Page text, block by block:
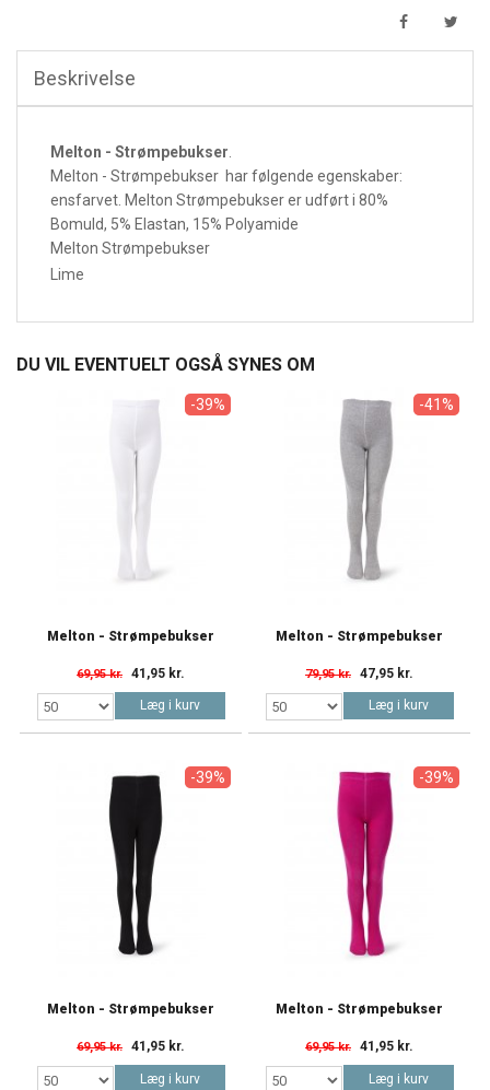
Beskrivelse
Melton - Strømpebukser
Melton - Strømpebukser har følgende egenskaber:
ensfarvet. Melton Strømpebukser er udført i 80%
Bomuld, 5% Elastan, 15% Polyamide
Melton Strømpebukser
Lime
DU VIL EVENTUELT OGSÅ SYNES OM
-39%
Melton - Strømpebukser
69,95 kr. 41,95 kr.
Læg i kurv
-41%
Melton - Strømpebukser
79,95 kr. 47,95 kr.
Læg i kurv
-39%
Melton - Strømpebukser
69,95 kr. 41,95 kr.
Læg i kurv
-39%
Melton - Strømpebukser
69,95 kr. 41,95 kr.
Læg i kurv